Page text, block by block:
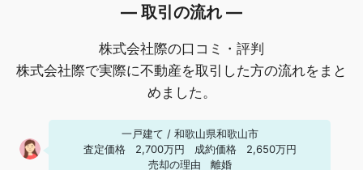
― 取引の流れ ―
株式会社際の口コミ・評判
株式会社際で実際に不動産を取引した方の流れをまと
めました。
一戸建て / 和歌山県和歌山市
査定価格
2,700万円 成約価格
2,650万円
売却の理由
離婚